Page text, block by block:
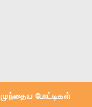
முந்தைய போட்டிகள்